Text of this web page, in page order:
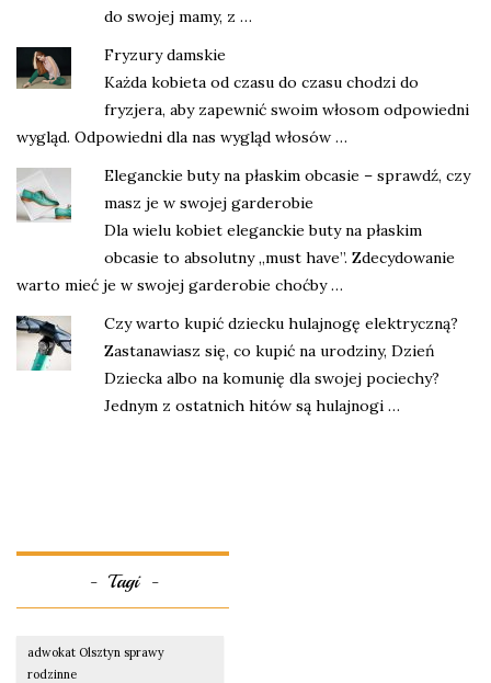
do swojej mamy, z …
Fryzury damskie
Każda kobieta od czasu do czasu chodzi do
fryzjera, aby zapewnić swoim włosom odpowiedni
wygląd. Odpowiedni dla nas wygląd włosów …
Eleganckie buty na płaskim obcasie – sprawdź, czy
masz je w swojej garderobie
Dla wielu kobiet eleganckie buty na płaskim
obcasie to absolutny „must have”. Zdecydowanie
warto mieć je w swojej garderobie choćby …
Czy warto kupić dziecku hulajnogę elektryczną?
Zastanawiasz się, co kupić na urodziny, Dzień
Dziecka albo na komunię dla swojej pociechy?
Jednym z ostatnich hitów są hulajnogi …
Tagi
adwokat Olsztyn sprawy
rodzinne